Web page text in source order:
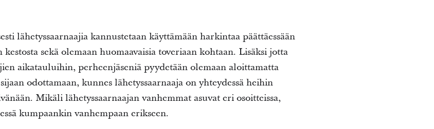
lähetyssaarnaajia kannustetaan käyttämään harkintaa päättäessään
sekä olemaan huomaavaisia toveriaan kohtaan. Lisäksi jotta
aikatauluihin, perheenjäseniä pyydetään olemaan aloittamatta
odottamaan, kunnes lähetyssaarnaaja on yhteydessä heihin
Mikäli lähetyssaarnaajan vanhemmat asuvat eri osoitteissa,
kumpaankin vanhempaan erikseen.